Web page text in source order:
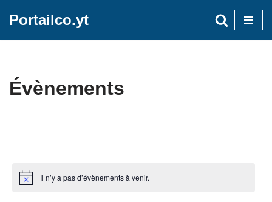
Portailco.yt
Évènements
Notice Il n’y a pas d’évènements à venir.